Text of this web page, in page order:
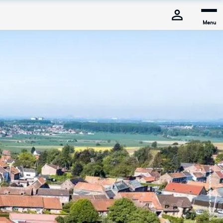
Menu
© Commune de Mons-en-Pévèle